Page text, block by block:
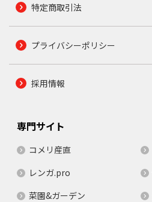
特定商取引法
プライバシーポリシー
採用情報
専門サイト
コメリ産直
レンガ.pro
菜園&ガーデン